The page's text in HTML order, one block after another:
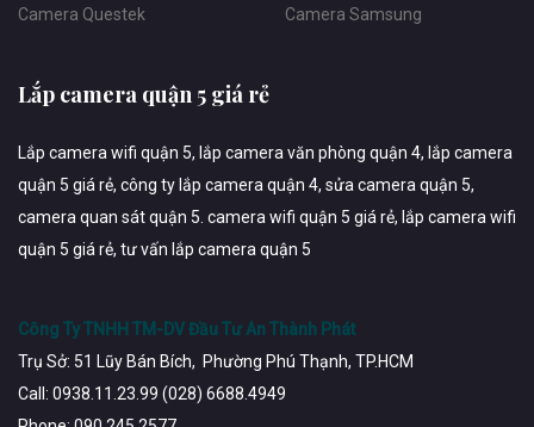
Camera Questek
Camera Samsung
Lắp camera quận 5 giá rẻ
Lắp camera wifi quận 5, lắp camera văn phòng quận 4, lắp camera
quận 5 giá rẻ, công ty lắp camera quận 4, sửa camera quận 5,
camera quan sát quận 5. camera wifi quận 5 giá rẻ, lắp camera wifi
quận 5 giá rẻ, tư vấn lắp camera quận 5
Công Ty TNHH TM-DV Đầu Tư An Thành Phát
Trụ Sở: 51 Lũy Bán Bích, Phường Phú Thạnh, TP.HCM
Call: 0938.11.23.99 (028) 6688.4949